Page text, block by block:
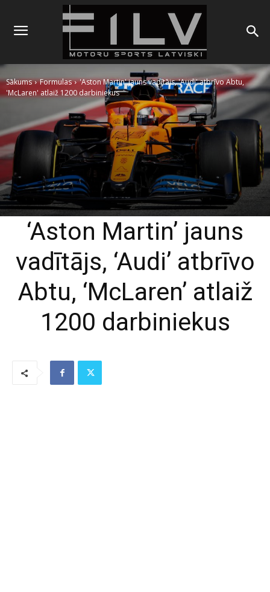
Sākums Formulas
'Aston Martin' jauns vadītājs, 'Audi' atbrīvo Abtu,
'McLaren' atlaiž 1200 darbiniekus
‘Aston Martin’ jauns
vadītājs, ‘Audi’ atbrīvo
Abtu, ‘McLaren’ atlaiž
1200 darbiniekus